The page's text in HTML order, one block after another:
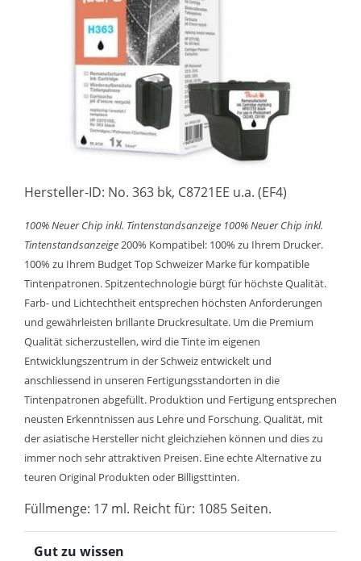
Hersteller-ID: No. 363 bk, C8721EE u.a. (EF4)
100% Neuer Chip inkl. Tintenstandsanzeige 100% Neuer Chip inkl.
Tintenstandsanzeige200% Kompatibel: 100% zu Ihrem Drucker.
100% zu Ihrem Budget Top Schweizer Marke für kompatible
Tintenpatronen. Spitzentechnologie bürgt für höchste Qualität.
Farb- und Lichtechtheit entsprechen höchsten Anforderungen
und gewährleisten brillante Druckresultate. Um die Premium
Qualität sicherzustellen, wird die Tinte im eigenen
Entwicklungszentrum in der Schweiz entwickelt und
anschliessend in unseren Fertigungsstandorten in die
Tintenpatronen abgefüllt. Produktion und Fertigung entsprechen
neusten Erkenntnissen aus Lehre und Forschung. Qualität, mit
der asiatische Hersteller nicht gleichziehen können und dies zu
immer noch sehr attraktiven Preisen. Eine echte Alternative zu
teuren Original Produkten oder Billigsttinten.
Füllmenge: 17 ml. Reicht für: 1085 Seiten.
Gut zu wissen